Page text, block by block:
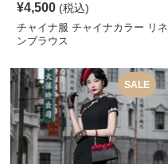
¥4,500 (税込)
チャイナ服 チャイナカラー リネ
ンブラウス
SALE